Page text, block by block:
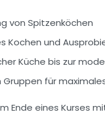
von Spitzenköchen
Kochen und
Küche bis zur
Gruppen für
Ende eines Kurses